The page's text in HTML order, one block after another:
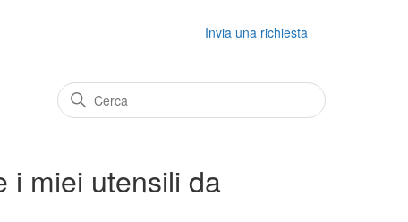
Invia una richiesta
i miei utensili da